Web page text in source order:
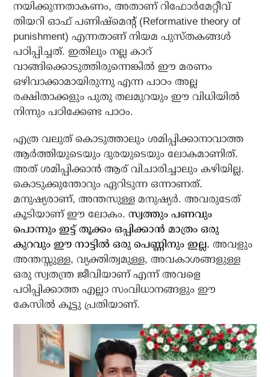
നയിക്കുന്നതാകണം, അതാണ് റിഫോര്‍മേറ്റീവ്
തിയറി ഓഫ് പണിഷ്മെന്റ് (Reformative theory of
punishment) എന്നതാണ് നിയമ പുസ്തകങ്ങള്‍
പഠിപ്പിച്ചത്. ഇതിലും നല്ല കാറ്
വാങ്ങിക്കൊടുത്തിരുന്നെങ്കില്‍ ഈ മരണം
ഒഴിവാക്കാമായിരുന്നു എന്ന പാഠം അല്ല
രക്ഷിതാക്കളും പുതു തലമുറയും ഈ വിധിയില്‍
നിന്നും പഠിക്കേണ്ട പാഠം.
എത്ര വലുത് കൊടുത്താലും ശമിപ്പിക്കാനാവാത്ത
ആര്‍ത്തിയുടെയും ദുരയുടെയും ലോകമാണിത്.
അത് ശമിപ്പിക്കാന്‍ ആര് വിചാരിച്ചാലും കഴിയില്ല.
കൊടുക്കുന്തോറും ഏറിടുന്ന ഒന്നാണത്.
മനുഷ്യരാണ്, അന്തസുള്ള മനുഷ്യര്‍. അവരുടേത്
കൂടിയാണ് ഈ ലോകം.സ്വത്തും പണവും
പൊന്നും ഇട്ട് തൂക്കം ഒപ്പിക്കാന്‍ മാത്രം ഒരു
കുറവും ഈ നാട്ടില്‍ ഒരു പെണ്ണിനും ഇല്ല. അവളും
അന്തസ്സുള്ള, വ്യക്തിത്വമുള്ള, അവകാശങ്ങളുള്ള
ഒരു സ്വതന്ത്ര ജീവിയാണ് എന്ന് അവളെ
പഠിപ്പിക്കാത്ത എല്ലാ സംവിധാനങ്ങളും ഈ
കേസില്‍ കൂട്ടു പ്രതിയാണ്.